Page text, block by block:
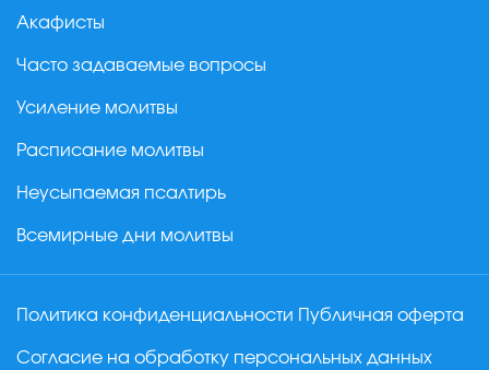
Акафисты
Часто задаваемые вопросы
Усиление молитвы
Расписание молитвы
Неусыпаемая псалтирь
Всемирные дни молитвы
Политика конфиденциальности Публичная оферта
Согласие на обработку персональных данных